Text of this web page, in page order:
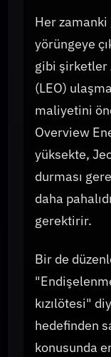
Her
yörüngeye
gibi şirketler
(LEO)
maliyetini
Overview
yüksekte,
durması
daha
gerektirir.
Bir de
kızılötesi"
hedefinden
konusunda